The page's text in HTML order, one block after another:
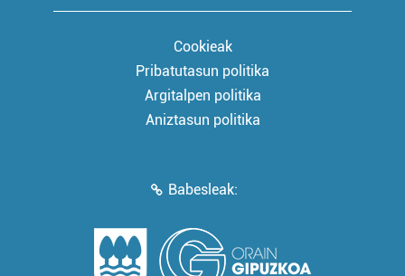
Cookieak
Pribatutasun politika
Argitalpen politika
Aniztasun politika
Babesleak: